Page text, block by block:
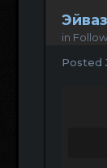
Эйваз
in
Posted